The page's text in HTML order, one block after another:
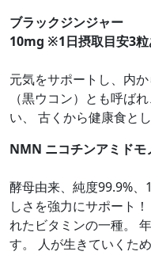
ブラックジンジャー
10mg ※1日摂取目安3粒
元気をサポートし、内
（黒ウコン）とも呼ば
い、 古くから健康食と
NMN ニコチンアミドモ
酵母由来、純度99.9%
しさを強力にサポート
れたビタミンの一種。
す。 人が生きていくた